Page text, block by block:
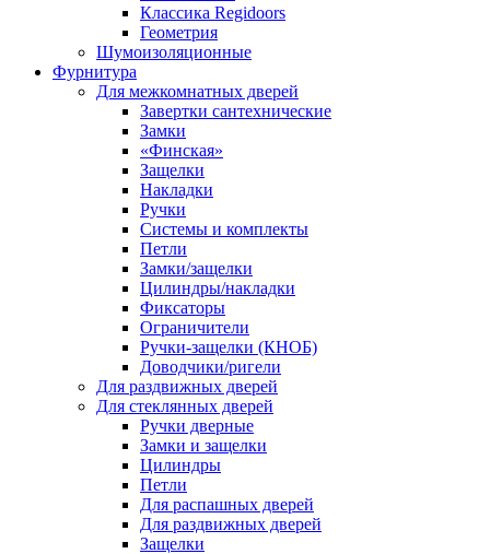
Классика Regidoors
Геометрия
Шумоизоляционные
Фурнитура
Для межкомнатных дверей
Завертки сантехнические
Замки
«Финская»
Защелки
Накладки
Ручки
Системы и комплекты
Петли
Замки/защелки
Цилиндры/накладки
Фиксаторы
Ограничители
Ручки-защелки (КНОБ)
Доводчики/ригели
Для раздвижных дверей
Для стеклянных дверей
Ручки дверные
Замки и защелки
Цилиндры
Петли
Для распашных дверей
Для раздвижных дверей
Защелки